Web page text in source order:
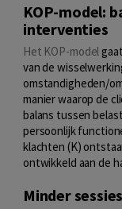
KOP-model:
interventies
Het KOP-model
van de
omstandigheden/
manier waarop de
balans tussen
persoonlijk
klachten (K)
ontwikkeld aan de
Minder